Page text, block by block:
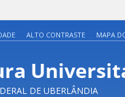
Acesso à
ALTO CONTRASTE MAPA
DE UBERLÂNDIA